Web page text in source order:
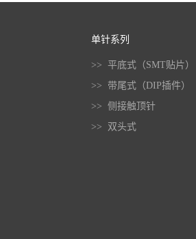
单针系列
>> 平底式（SMT贴片）
>> 带尾式（DIP插件）
>> 侧接触顶针
>> 双头式